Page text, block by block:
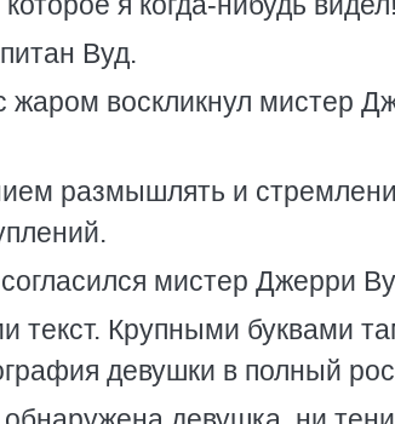
Вуд.
жаром воскликнул мистер
размышлять и
мистер Джерри
текст. Крупными буквами
девушки в полный